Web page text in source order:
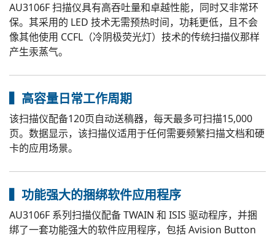
AU3106F 扫描仪具有高吞吐量和卓越性能，同时又非常环
保。其采用的 LED 技术无需预热时间，功耗更低，且不会
像其他使用 CCFL（冷阴极荧光灯）技术的传统扫描仪那样
产生汞蒸气。
▍高容量日常工作周期
该扫描仪配备120页自动送稿器，每天最多可扫描15,000
页。数据显示，该扫描仪适用于任何需要频繁扫描文档和硬
卡的应用场景。
▍功能强大的捆绑软件应用程序
AU3106F 系列扫描仪配备 TWAIN 和 ISIS 驱动程序，并捆
绑了一套功能强大的软件应用程序，包括 Avision Button